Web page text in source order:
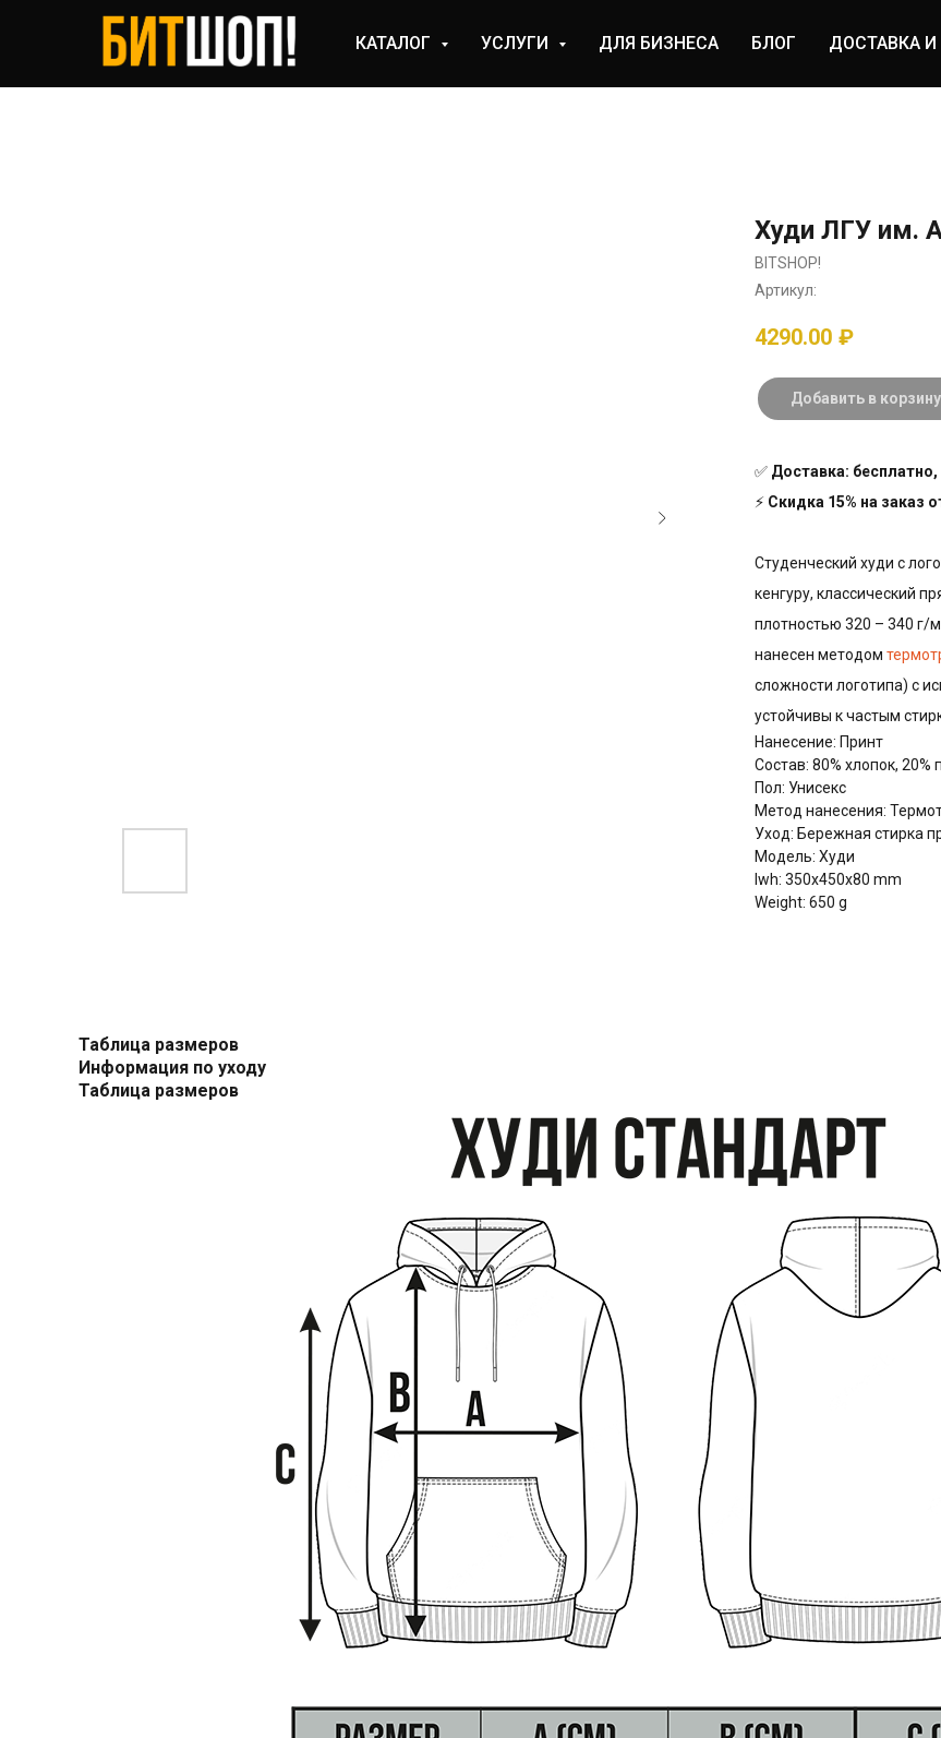
КАТАЛОГ УСЛУГИ ДЛЯ БИЗНЕСА БЛОГ ДОСТАВКА И
Худи ЛГУ им.
BITSHOP!
Артикул:
4290.00 ₽
Добавить в корзину
✅ Доставка:
⚡ Скидка 15% на заказ
Студенческий худи с
кенгуру, классический
плотностью 320 – 340 г/
нанесен методом
сложности логотипа) с
устойчивы к частым
Нанесение: Принт
Состав: 80% хлопок, 20%
Пол: Унисекс
Метод нанесения:
Уход: Бережная стирка
Модель: Худи
lwh: 350x450x80 mm
Weight: 650 g
Таблица размеров
Информация по уходу
Таблица размеров